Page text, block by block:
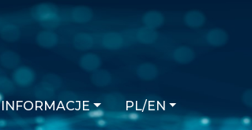
INFORMACJE PL/EN